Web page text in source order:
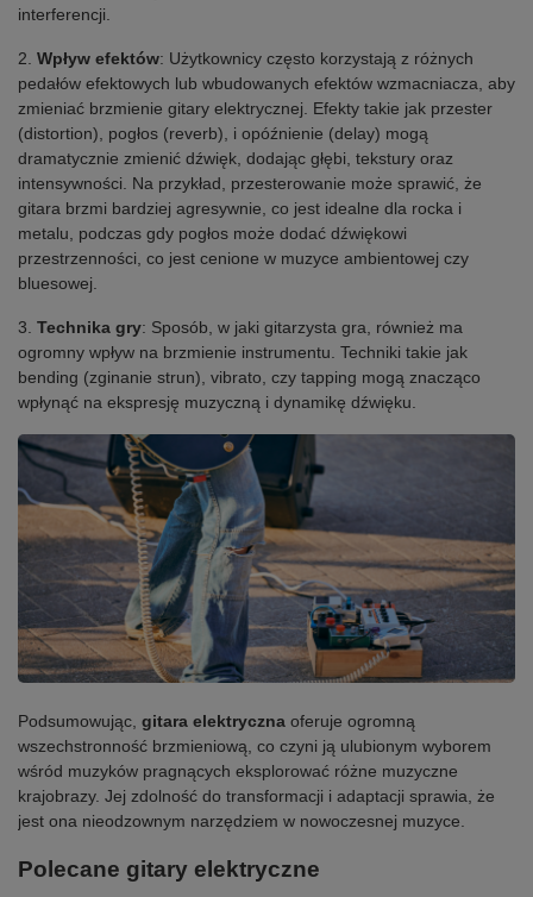
interferencji.
2. Wpływ efektów: Użytkownicy często korzystają z różnych
pedałów efektowych lub wbudowanych efektów wzmacniacza, aby
zmieniać brzmienie gitary elektrycznej. Efekty takie jak przester
(distortion), pogłos (reverb), i opóźnienie (delay) mogą
dramatycznie zmienić dźwięk, dodając głębi, tekstury oraz
intensywności. Na przykład, przesterowanie może sprawić, że
gitara brzmi bardziej agresywnie, co jest idealne dla rocka i
metalu, podczas gdy pogłos może dodać dźwiękowi
przestrzenności, co jest cenione w muzyce ambientowej czy
bluesowej.
3. Technika gry: Sposób, w jaki gitarzysta gra, również ma
ogromny wpływ na brzmienie instrumentu. Techniki takie jak
bending (zginanie strun), vibrato, czy tapping mogą znacząco
wpłynąć na ekspresję muzyczną i dynamikę dźwięku.
Podsumowując, gitara elektryczna oferuje ogromną
wszechstronność brzmieniową, co czyni ją ulubionym wyborem
wśród muzyków pragnących eksplorować różne muzyczne
krajobrazy. Jej zdolność do transformacji i adaptacji sprawia, że
jest ona nieodzownym narzędziem w nowoczesnej muzyce.
Polecane gitary elektryczne